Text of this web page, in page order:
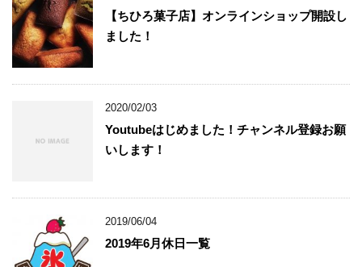
【ちひろ菓子店】オンラインショップ開設し
ました！
2020/02/03
Youtubeはじめました！チャンネル登録お願
いします！
2019/06/04
2019年6月休日一覧